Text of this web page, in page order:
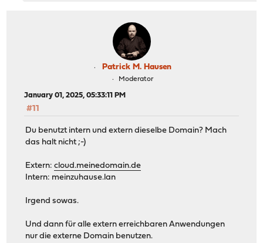
Patrick M. Hausen
Moderator
January 01, 2025, 05:33:11 PM
#11
Du benutzt intern und extern dieselbe Domain? Mach
das halt nicht ;-)
Extern:cloud.meinedomain.de
Intern: meinzuhause.lan
Irgend sowas.
Und dann für alle extern erreichbaren Anwendungen
nur die externe Domain benutzen.